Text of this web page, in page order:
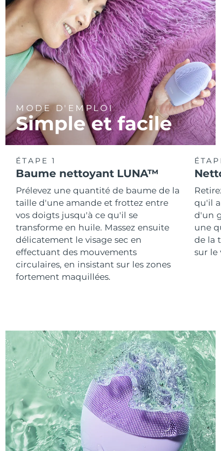
MODE D'EMPLOI
Simple et facile
ÉTAPE 1
Baume nettoyant LUNA™
Prélevez une quantité de baume de la
taille d'une amande et frottez entre
vos doigts jusqu'à ce qu'il se
transforme en huile. Massez ensuite
délicatement le visage sec en
effectuant des mouvements
circulaires, en insistant sur les zones
fortement maquillées.
qu'il
d'un
une
de la
sur le